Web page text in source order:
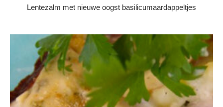
Lentezalm met nieuwe oogst basilicumaardappeltjes